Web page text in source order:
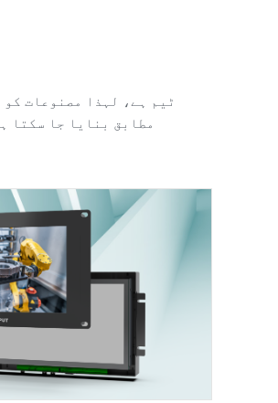
مطابق بنایا جا سکتا